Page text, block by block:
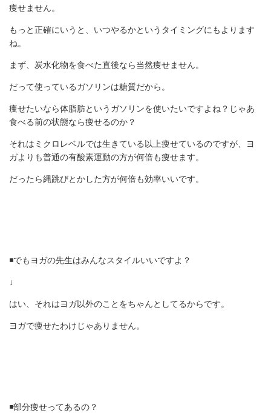
痩せません。
もっと正確にいうと、いつやるかというタイミングにもよります
ね。
まず、炭水化物を食べた直後なら当然痩せません。
だって使っているガソリンは糖質だから。
痩せたいなら体脂肪というガソリンを使いたいですよね？じゃあ
食べる前の状態なら痩せるのか？
それはミクロレベルでは生きている以上痩せているのですが、ヨ
ガよりも普通の有酸素運動の方が何倍も痩せます。
だったら縄跳びとかした方が何倍も効率いいです。
◾️でもヨガの先生はみんなスタイルいいですよ？
↓
はい、それはヨガ以外のことをちゃんとしてるからです。
ヨガで痩せたわけじゃありません。
◾️部分痩せってあるの？